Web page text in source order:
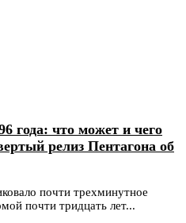
года: что может и чего
релиз Пентагона об
почти трехминутное
почти тридцать лет...